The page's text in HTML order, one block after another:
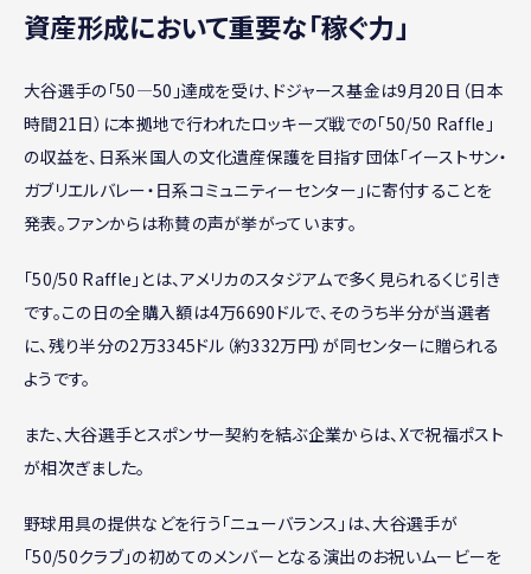
資産形成において重要な「稼ぐ力」
大谷選手の「50―50」達成を受け、ドジャース基金は9月20日（日本
時間21日）に本拠地で行われたロッキーズ戦での「50/50 Raffle」
の収益を、日系米国人の文化遺産保護を目指す団体「イーストサン・
ガブリエルバレー・日系コミュニティーセンター」に寄付することを
発表。ファンからは称賛の声が挙がっています。
「50/50 Raffle」とは、アメリカのスタジアムで多く見られるくじ引き
です。この日の全購入額は4万6690ドルで、そのうち半分が当選者
に、残り半分の2万3345ドル（約332万円）が同センターに贈られる
ようです。
また、大谷選手とスポンサー契約を結ぶ企業からは、Xで祝福ポスト
が相次ぎました。
野球用具の提供などを行う「ニューバランス」は、大谷選手が
「50/50クラブ」の初めてのメンバーとなる演出のお祝いムービーを